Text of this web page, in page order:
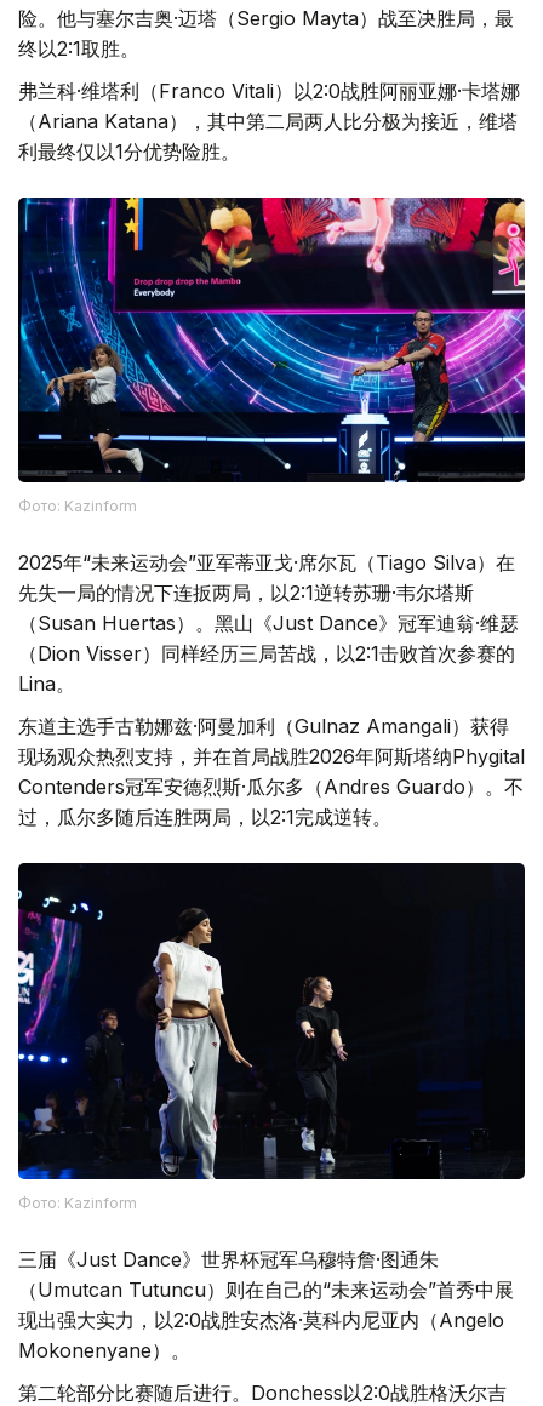
险。他与塞尔吉奥·迈塔（Sergio Mayta）战至决胜局，最
终以2:1取胜。
弗兰科·维塔利（Franco Vitali）以2:0战胜阿丽亚娜·卡塔娜
（Ariana Katana），其中第二局两人比分极为接近，维塔
利最终仅以1分优势险胜。
Фото: Kazinform
2025年“未来运动会”亚军蒂亚戈·席尔瓦（Tiago Silva）在
先失一局的情况下连扳两局，以2:1逆转苏珊·韦尔塔斯
（Susan Huertas）。黑山《Just Dance》冠军迪翁·维瑟
（Dion Visser）同样经历三局苦战，以2:1击败首次参赛的
Lina。
东道主选手古勒娜兹·阿曼加利（Gulnaz Amangali）获得
现场观众热烈支持，并在首局战胜2026年阿斯塔纳Phygital
Contenders冠军安德烈斯·瓜尔多（Andres Guardo）。不
过，瓜尔多随后连胜两局，以2:1完成逆转。
Фото: Kazinform
三届《Just Dance》世界杯冠军乌穆特詹·图通朱
（Umutcan Tutuncu）则在自己的“未来运动会”首秀中展
现出强大实力，以2:0战胜安杰洛·莫科内尼亚内（Angelo
Mokonenyane）。
第二轮部分比赛随后进行。Donchess以2:0战胜格沃尔吉